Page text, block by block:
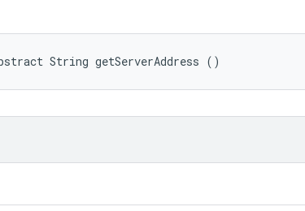
String getServerAddress ()